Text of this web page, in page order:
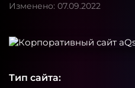
Изменено: 07.09.2022
Тип сайта: